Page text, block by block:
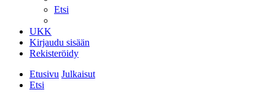
Etsi
UKK
Kirjaudu sisään
Rekisteröidy
Etusivu Julkaisut
Etsi